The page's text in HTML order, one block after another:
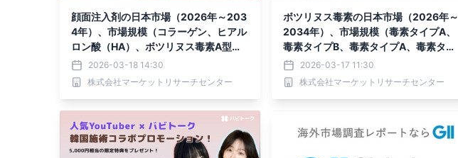
顔面注入剤の日本市場（2026年～203
4年）、市場規模（コラーゲン、ヒアル
ロン酸（HA）、ボツリヌス毒素A型、
ハイドロキシアパタイトカルシウム（C
aHA）、ポリメチルメタクリレートビ
ーズ（PMMAマイクロスフィア）、ポ
を発表
2026-03-18 14:30
株式会社マーケットリサーチセンター
ボツリヌス毒素の日本市場（2026年～
2034年）、市場規模（毒素タイプA、
毒素タイプB、毒素タイプA、毒素タイ
プB）・分析レポートを発表
2026-03-17 11:30
株式会社マーケットリサーチセンター